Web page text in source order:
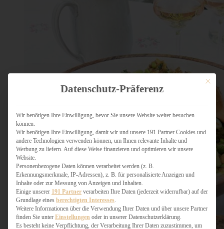
Mit
Datenschutz-Präferenz
Wir benötigen Ihre Einwilligung, bevor Sie unsere Website weiter besuchen
können.
Wir benötigen Ihre Einwilligung, damit wir und unsere 191 Partner Cookies und
andere Technologien verwenden können, um Ihnen relevante Inhalte und
Werbung zu liefern. Auf diese Weise finanzieren und optimieren wir unsere
Website.
Personenbezogene Daten können verarbeitet werden (z. B.
Erkennungsmerkmale, IP-Adressen), z. B. für personalisierte Anzeigen und
Inhalte oder zur Messung von Anzeigen und Inhalten.
Einige unserer 191 Partner verarbeiten Ihre Daten (jederzeit widerrufbar) auf der
Grundlage eines berechtigten Interesses.
Weitere Informationen über die Verwendung Ihrer Daten und über unsere Partner
finden Sie unter Einstellungen oder in unserer Datenschutzerklärung.
Es besteht keine Verpflichtung, der Verarbeitung Ihrer Daten zuzustimmen, um